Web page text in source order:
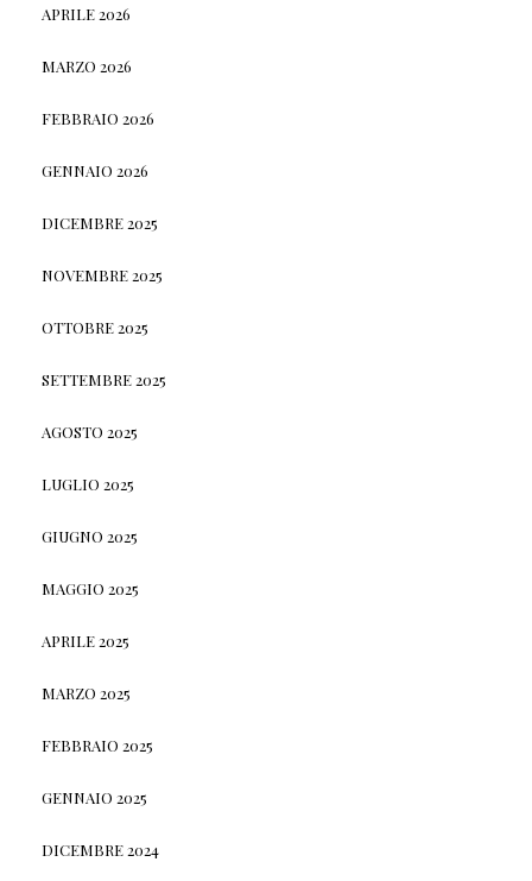
APRILE 2026
MARZO 2026
FEBBRAIO 2026
GENNAIO 2026
DICEMBRE 2025
NOVEMBRE 2025
OTTOBRE 2025
SETTEMBRE 2025
AGOSTO 2025
LUGLIO 2025
GIUGNO 2025
MAGGIO 2025
APRILE 2025
MARZO 2025
FEBBRAIO 2025
GENNAIO 2025
DICEMBRE 2024